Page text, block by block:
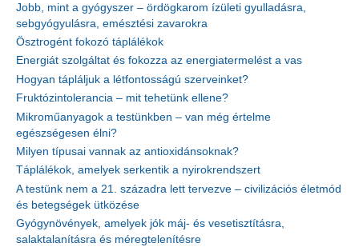
Jobb, mint a gyógyszer – ördögkarom ízületi gyulladásra,
sebgyógyulásra, emésztési zavarokra
Ösztrogént fokozó táplálékok
Energiát szolgáltat és fokozza az energiatermelést a vas
Hogyan tápláljuk a létfontosságú szerveinket?
Fruktózintolerancia – mit tehetünk ellene?
Mikroműanyagok a testünkben – van még értelme
egészségesen élni?
Milyen típusai vannak az antioxidánsoknak?
Táplálékok, amelyek serkentik a nyirokrendszert
A testünk nem a 21. századra lett tervezve – civilizációs életmód
és betegségek ütközése
Gyógynövények, amelyek jók máj- és vesetisztításra,
salaktalanításra és méregtelenítésre